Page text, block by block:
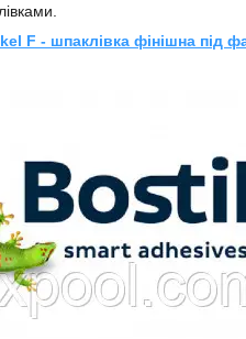
F - шпаклівка фінішна під